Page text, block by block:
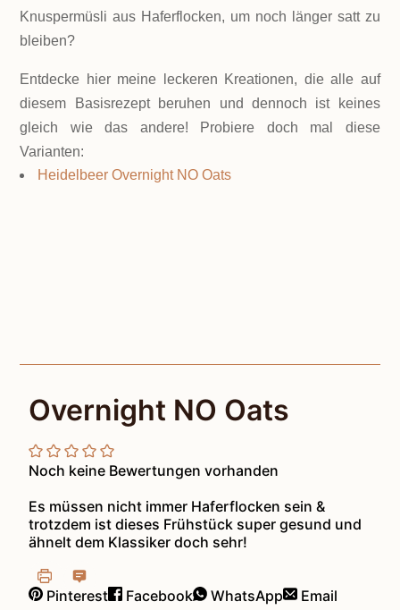
Knuspermüsli aus Haferflocken, um noch länger satt zu
bleiben?
Entdecke hier meine leckeren Kreationen, die alle auf
diesem Basisrezept beruhen und dennoch ist keines
gleich wie das andere! Probiere doch mal diese
Varianten:
Heidelbeer Overnight NO Oats
Overnight NO Oats
Noch keine Bewertungen vorhanden
Es müssen nicht immer Haferflocken sein &
trotzdem ist dieses Frühstück super gesund und
ähnelt dem Klassiker doch sehr!
Pinterest Facebook WhatsApp Email